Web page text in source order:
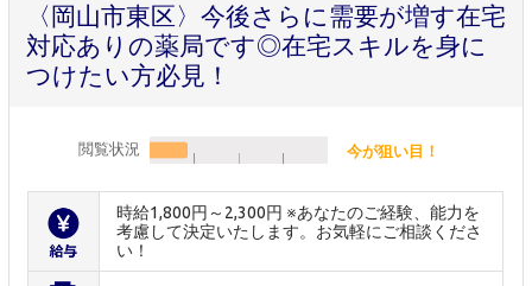
〈岡山市東区〉今後さらに需要が増す在宅
対応ありの薬局です◎在宅スキルを身に
つけたい方必見！
閲覧状況 今が狙い目！
時給1,800円～2,300円 ※あなたのご経験、能力を
考慮して決定いたします。お気軽にご相談くださ
い！